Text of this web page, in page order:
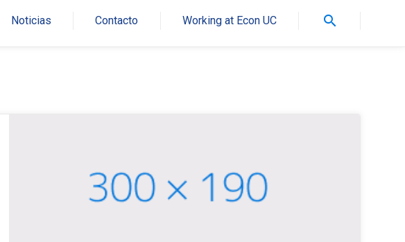
Noticias Contacto Working at Econ UC search